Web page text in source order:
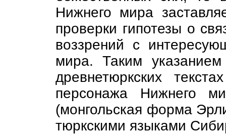
Нижнего мира
проверки гипотезы о
воззрений с
мира. Таким
древнетюркских
персонажа Нижнего
(монгольская форма
тюркскими языками